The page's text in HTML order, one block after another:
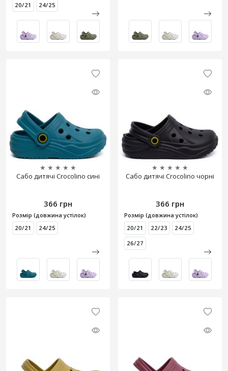
20/21
24/25
★ ★ ★ ★ ★
Сабо дитячі Crocolino сині
366 грн
Розмір (довжина устілок)
20/21
24/25
★ ★ ★ ★ ★
Сабо дитячі Crocolino чорні
366 грн
Розмір (довжина устілок)
20/21
22/23
24/25
26/27